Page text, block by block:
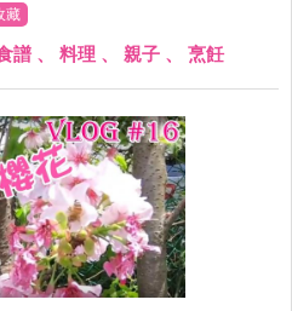
藏
譜 、 料理 、 親子 、 烹飪